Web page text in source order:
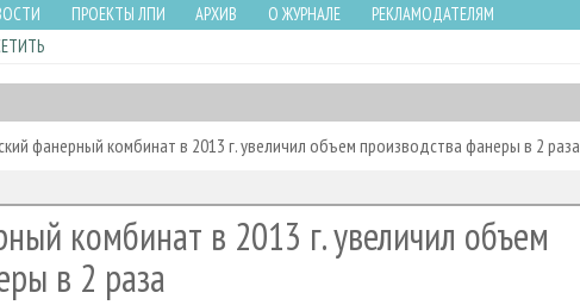
ПРОЕКТЫ ЛПИ АРХИВ О ЖУРНАЛЕ
РЕКЛАМОДАТЕЛЯМ
фанерный комбинат в 2013 г. увеличил объем производства фанеры в 2 раза
комбинат в 2013 г. увеличил объем
в 2 раза